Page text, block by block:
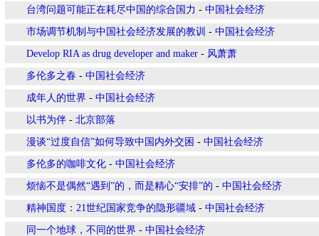
台湾问题可能正在耗尽中国的综合国力 - 中国社会经济
市场调节机制与中国社会经济发展的教训 - 中国社会经济
Develop RIA as drug developer and maker - 风萧萧
多伦多之春 - 中国社会经济
成年人的世界 - 中国社会经济
以书为伴 - 北京部落
漫谈“过度自信”如何导致中国内外交困 - 中国社会经济
多伦多的咖啡文化 - 中国社会经济
烦恼不是偶然“遇到”的，而是精心“安排”的 - 中国社会经济
精神国度：21世纪国家竞争的隐形疆域 - 中国社会经济
同一个地球，不同的世界 - 中国社会经济